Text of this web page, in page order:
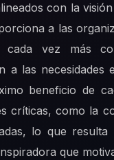
con la
a las
vez más
a las
beneficio de
críticas, como la
lo que
que